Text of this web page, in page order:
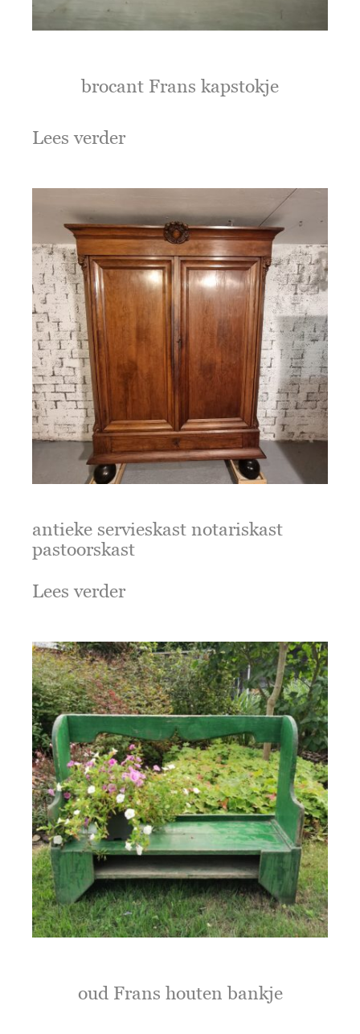
brocant Frans kapstokje
Lees verder
antieke servieskast notariskast
pastoorskast
Lees verder
oud Frans houten bankje